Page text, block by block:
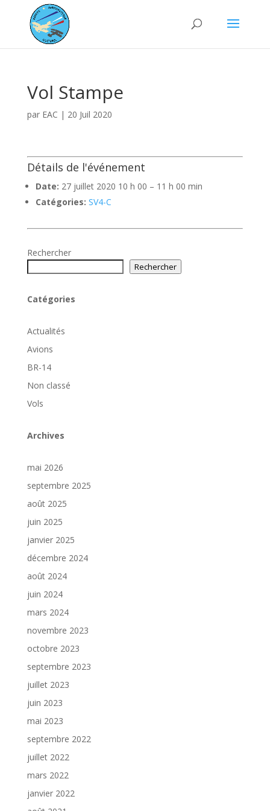
Vol Stampe
par EAC | 20 Juil 2020
Détails de l'événement
Date: 27 juillet 2020 10 h 00 – 11 h 00 min
Catégories: SV4-C
Rechercher
Rechercher
Catégories
Actualités
Avions
BR-14
Non classé
Vols
Archives
mai 2026
septembre 2025
août 2025
juin 2025
janvier 2025
décembre 2024
août 2024
juin 2024
mars 2024
novembre 2023
octobre 2023
septembre 2023
juillet 2023
juin 2023
mai 2023
septembre 2022
juillet 2022
mars 2022
janvier 2022